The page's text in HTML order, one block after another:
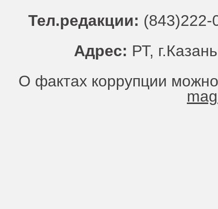
Тел.редакции:
Адрес: РТ,
О фактах коррупции